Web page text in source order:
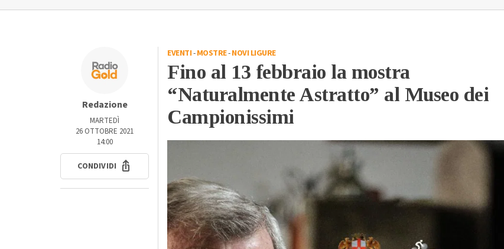
Redazione
MARTEDÌ
26 OTTOBRE 2021
14:00
CONDIVIDI
EVENTI-MOSTRE-NOVI LIGURE
Fino al 13 febbraio la mostra
“Naturalmente Astratto” al Museo dei
Campionissimi